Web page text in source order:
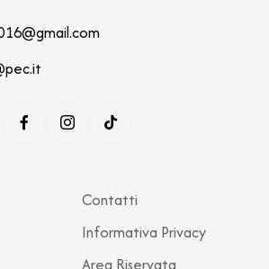
Contatti
Informativa Privacy
Area Riservata